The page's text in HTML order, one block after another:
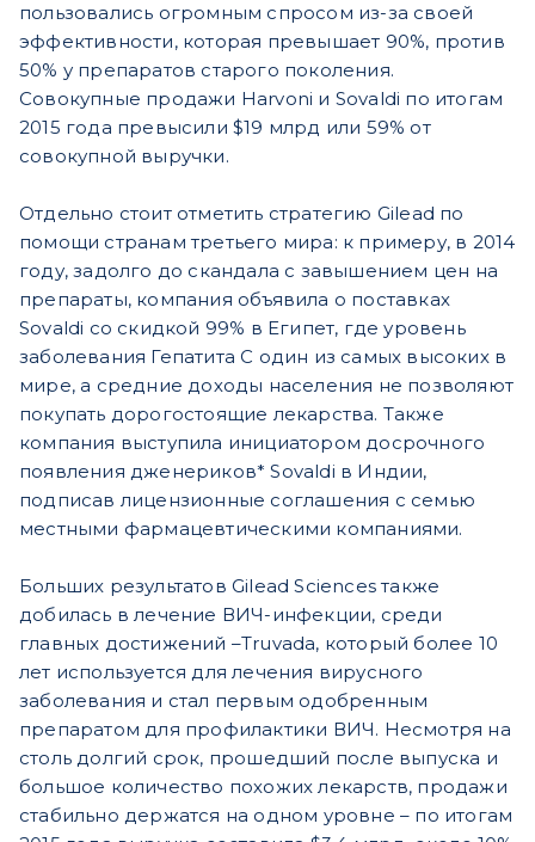
пользовались огромным спросом из-за своей
эффективности, которая превышает 90%, против
50% у препаратов старого поколения.
Совокупные продажи Harvoni и Sovaldi по итогам
2015 года превысили $19 млрд или 59% от
совокупной выручки.
Отдельно стоит отметить стратегию Gilead по
помощи странам третьего мира: к примеру, в 2014
году, задолго до скандала с завышением цен на
препараты, компания объявила о поставках
Sovaldi со скидкой 99% в Египет, где уровень
заболевания Гепатита С один из самых высоких в
мире, а средние доходы населения не позволяют
покупать дорогостоящие лекарства. Также
компания выступила инициатором досрочного
появления дженериков* Sovaldi в Индии,
подписав лицензионные соглашения с семью
местными фармацевтическими компаниями.
Больших результатов Gilead Sciences также
добилась в лечение ВИЧ-инфекции, среди
главных достижений –Truvada, который более 10
лет используется для лечения вирусного
заболевания и стал первым одобренным
препаратом для профилактики ВИЧ. Несмотря на
столь долгий срок, прошедший после выпуска и
большое количество похожих лекарств, продажи
стабильно держатся на одном уровне – по итогам